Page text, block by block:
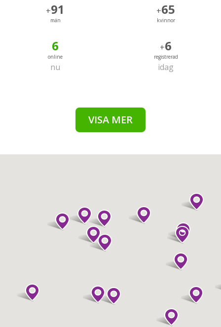
+91
män
+65
kvinnor
6
online
nu
+6
registrerad
idag
VISA MER